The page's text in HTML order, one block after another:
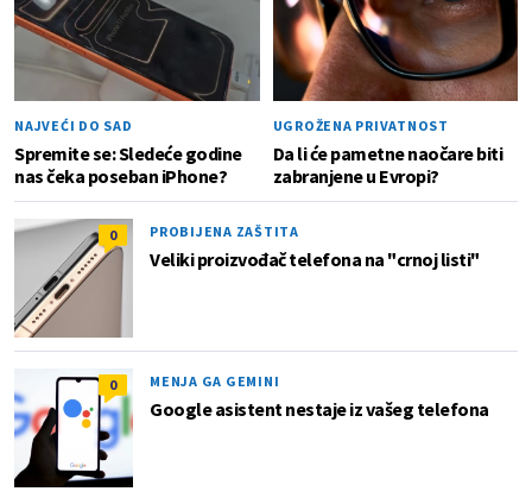
NAJVEĆI DO SAD
Spremite se: Sledeće godine
nas čeka poseban iPhone?
UGROŽENA PRIVATNOST
Da li će pametne naočare biti
zabranjene u Evropi?
0 PROBIJENA ZAŠTITA
Veliki proizvođač telefona na "crnoj listi"
0 MENJA GA GEMINI
Google asistent nestaje iz vašeg telefona